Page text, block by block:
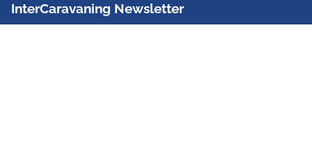
InterCaravaning Newsletter